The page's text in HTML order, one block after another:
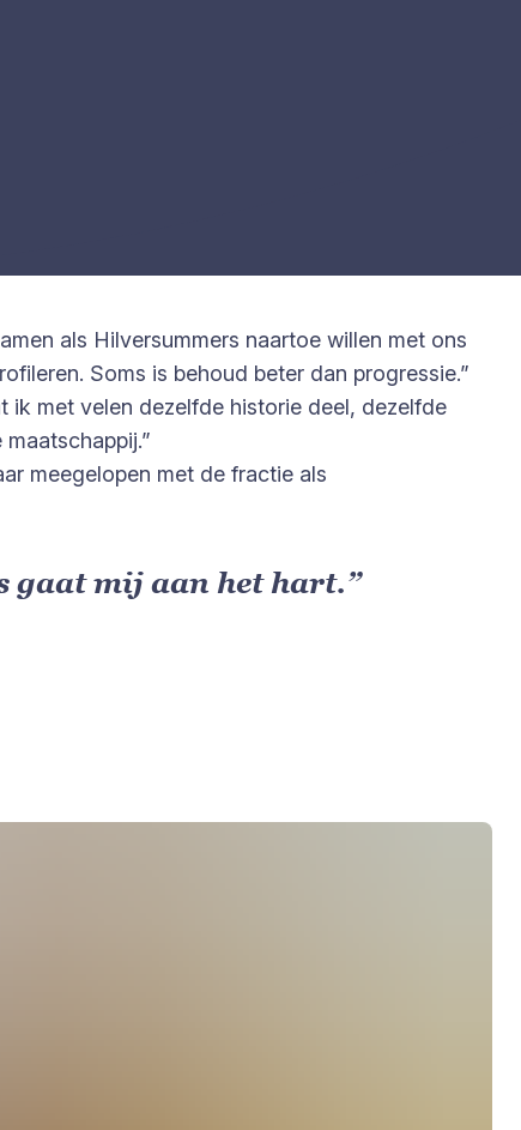
als Hilversummers naartoe willen met ons
Soms is behoud beter dan progressie.”
ik met velen dezelfde historie deel, dezelfde
meegelopen met de fractie als
gaat mij aan het hart.”